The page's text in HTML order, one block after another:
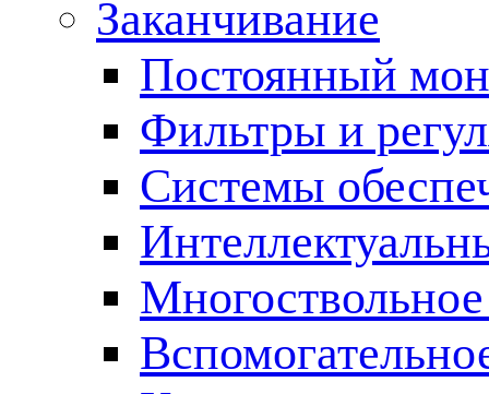
Заканчивание
Постоянный
Фильтры и
Cистемы